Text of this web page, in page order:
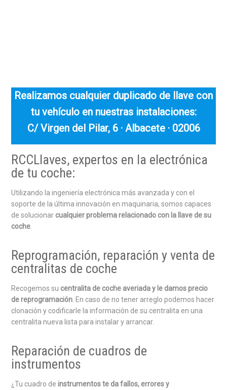
Realizamos cualquier duplicado de llave con
tu vehículo en nuestras instalaciones:
C/ Virgen del Pilar, 6 · Albacete · 02006
RCCLlaves, expertos en la electrónica
de tu coche:
Utilizando la ingeniería electrónica más avanzada y con el
soporte de la última innovación en maquinaria, somos capaces
de solucionar cualquier problema relacionado con la llave de su
coche
Reprogramación, reparación y venta de
centralitas de coche
Recogemos su centralita de coche averiada y le damos precio
de reprogramación . En caso de no tener arreglo podemos hacer
clonación y codificarle la información de su centralita en una
centralita nueva lista para instalar y arrancar.
Reparación de cuadros de
instrumentos
¿Tu cuadro deinstrumentos te da fallos, errores y